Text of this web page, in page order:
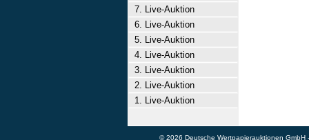
7. Live-Auktion
6. Live-Auktion
5. Live-Auktion
4. Live-Auktion
3. Live-Auktion
2. Live-Auktion
1. Live-Auktion
© 2026 Deutsche Wertpapierauktionen GmbH